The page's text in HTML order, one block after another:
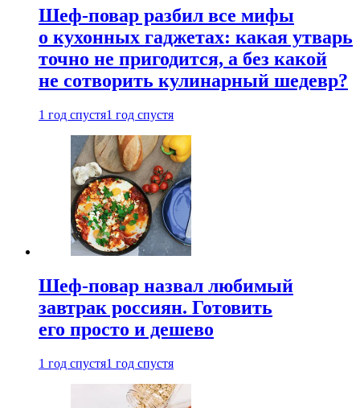
Шеф-повар разбил все мифы
о кухонных гаджетах: какая утварь
точно не пригодится, а без какой
не сотворить кулинарный шедевр?
1 год спустя1 год спустя
Шеф-повар назвал любимый
завтрак россиян. Готовить
его просто и дешево
1 год спустя1 год спустя